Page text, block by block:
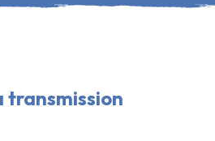
transmission